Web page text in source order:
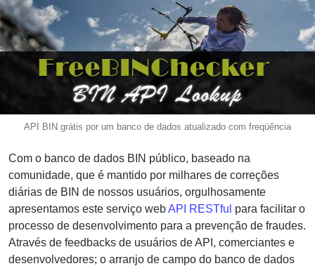
Generator
from
Banks
Card
Validator
Credit
Card
Generator
Random
Credit
Card
Generator
API BIN grátis por um banco de dados atualizado com freqüência
Com o banco de dados BIN público, baseado na
comunidade, que é mantido por milhares de correções
diárias de BIN de nossos usuários, orgulhosamente
apresentamos este serviço webAPI RESTful para facilitar o
processo de desenvolvimento para a prevenção de fraudes.
Através de feedbacks de usuários de API, comerciantes e
desenvolvedores; o arranjo de campo do banco de dados